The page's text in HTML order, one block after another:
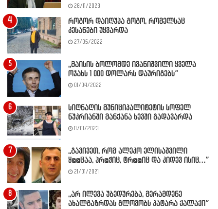
28/11/2023
როგორ დაიღუპა გოგო, რომელსაც
კესანები უყვარდა
27/05/2022
,,მაისის ბოლომდე ივანიშვილი ყველა
ოჯახს 1 000 დოლარს დაურიგებს”
01/04/2022
სიღნაღის მუნიციპალიტეტის სოფელ
ნუკრიანში მანქანა ხევში გადავარდა
11/01/2023
,,გავივეთ, რომ ალეკო ელისაშვილი
ყ@@ცაა, პრ@ჭიც, ტრ@@იც და კიდევ ისიც…”
21/01/2021
,,არ ილევა უბედურება, მერამდენე
ახალგაზრდას გლოვობს პატარა ქალაქი”